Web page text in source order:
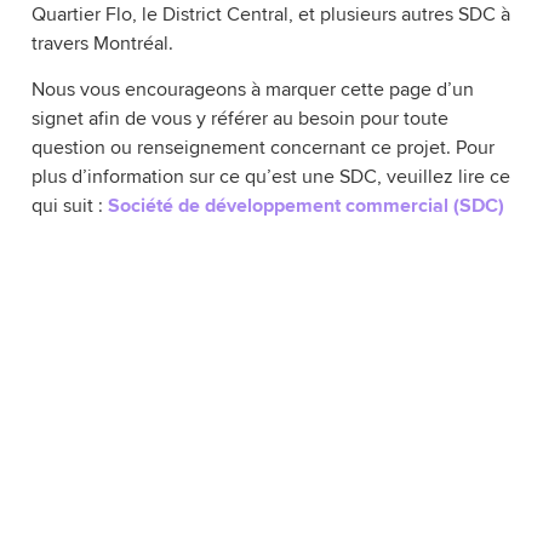
Quartier Flo, le District Central, et plusieurs autres SDC à
travers Montréal.
Nous vous encourageons à marquer cette page d’un
signet afin de vous y référer au besoin pour toute
question ou renseignement concernant ce projet. Pour
plus d’information sur ce qu’est une SDC, veuillez lire ce
qui suit : Société de développement commercial (SDC)